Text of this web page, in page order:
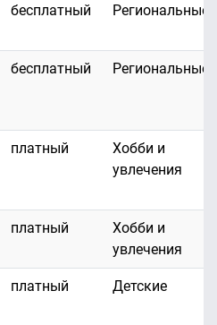
бесплатный Региональные
бесплатный Региональные
платный
Хобби и
увлечения
платный
Хобби и
увлечения
платный Детские